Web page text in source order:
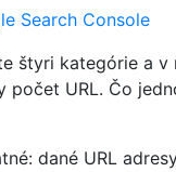
štyri kategórie a v
počet URL. Čo
dané URL